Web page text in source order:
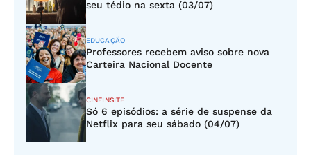
seu tédio na sexta (03/07)
EDUCAÇÃO
Professores recebem aviso sobre nova
Carteira Nacional Docente
CINEINSITE
Só 6 episódios: a série de suspense da
Netflix para seu sábado (04/07)